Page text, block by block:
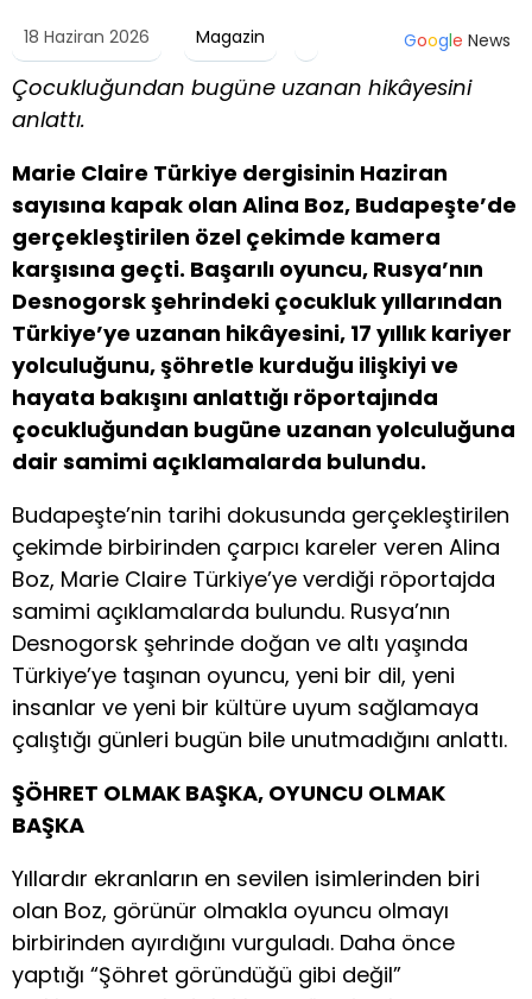
18 Haziran 2026 Magazin Google News
Çocukluğundan bugüne uzanan hikâyesini
anlattı.
Marie Claire Türkiye dergisinin Haziran
sayısına kapak olan Alina Boz, Budapeşte’de
gerçekleştirilen özel çekimde kamera
karşısına geçti. Başarılı oyuncu, Rusya’nın
Desnogorsk şehrindeki çocukluk yıllarından
Türkiye’ye uzanan hikâyesini, 17 yıllık kariyer
yolculuğunu, şöhretle kurduğu ilişkiyi ve
hayata bakışını anlattığı röportajında
çocukluğundan bugüne uzanan yolculuğuna
dair samimi açıklamalarda bulundu.
Budapeşte’nin tarihi dokusunda gerçekleştirilen
çekimde birbirinden çarpıcı kareler veren Alina
Boz, Marie Claire Türkiye’ye verdiği röportajda
samimi açıklamalarda bulundu. Rusya’nın
Desnogorsk şehrinde doğan ve altı yaşında
Türkiye’ye taşınan oyuncu, yeni bir dil, yeni
insanlar ve yeni bir kültüre uyum sağlamaya
çalıştığı günleri bugün bile unutmadığını anlattı.
ŞÖHRET OLMAK BAŞKA, OYUNCU OLMAK
BAŞKA
Yıllardır ekranların en sevilen isimlerinden biri
olan Boz, görünür olmakla oyuncu olmayı
birbirinden ayırdığını vurguladı. Daha önce
yaptığı “Şöhret göründüğü gibi değil”